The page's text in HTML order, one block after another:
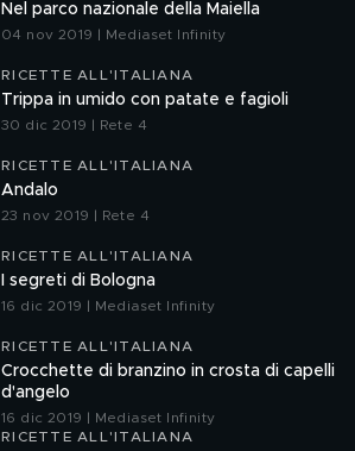
Nel parco nazionale della Maiella
04 nov 2019 | Mediaset Infinity
RICETTE ALL'ITALIANA
Trippa in umido con patate e fagioli
30 dic 2019 | Rete 4
RICETTE ALL'ITALIANA
Andalo
23 nov 2019 | Rete 4
RICETTE ALL'ITALIANA
I segreti di Bologna
16 dic 2019 | Mediaset Infinity
RICETTE ALL'ITALIANA
Crocchette di branzino in crosta di capelli
d'angelo
16 dic 2019 | Mediaset Infinity
RICETTE ALL'ITALIANA